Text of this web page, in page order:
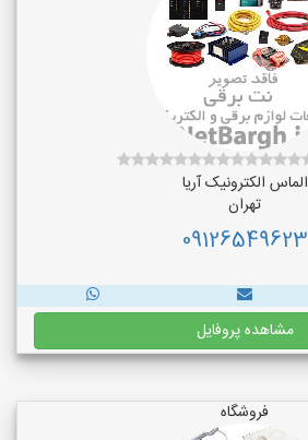
الماس الکترونیک آریا
تهران
09126549623
مشاهده پروفایل
فروشگاه